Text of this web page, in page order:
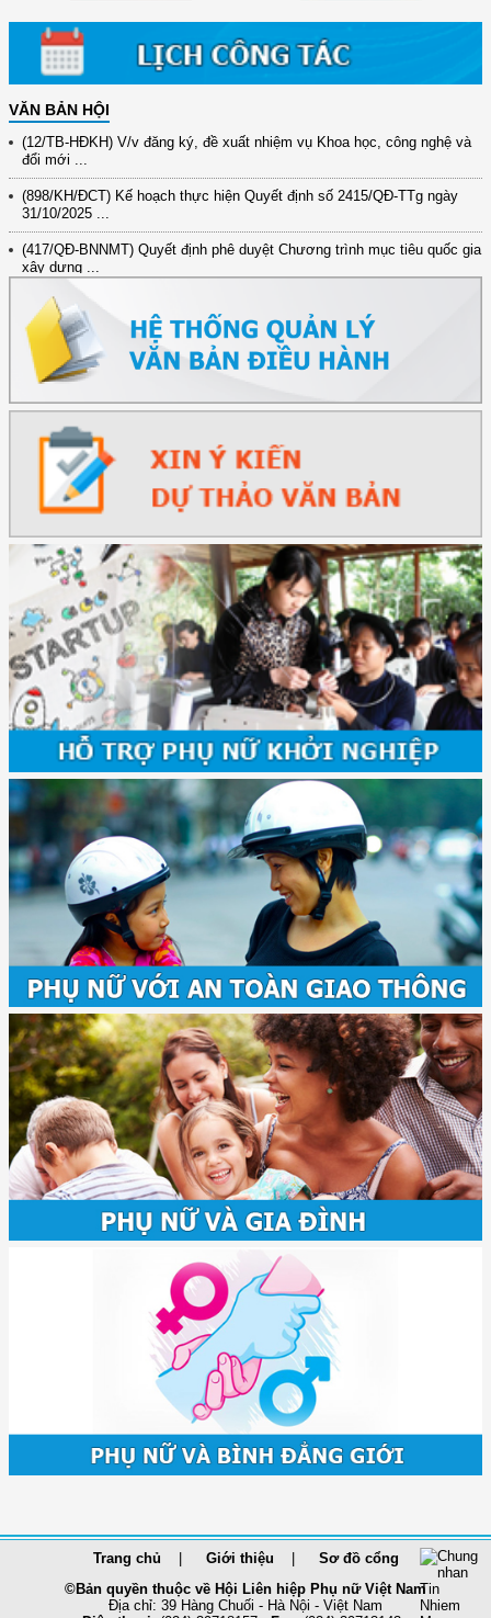
VĂN BẢN HỘI
(12/TB-HĐKH) V/v đăng ký, đề xuất nhiệm vụ Khoa học, công nghệ và
đổi mới ...
(898/KH/ĐCT) Kế hoạch thực hiện Quyết định số 2415/QĐ-TTg ngày
31/10/2025 ...
(417/QĐ-BNNMT) Quyết định phê duyệt Chương trình mục tiêu quốc gia
xây dựng ...
(891/KH-ĐCT) Kế hoạch thực hiện Nghị quyết số 72-NQ/TW ngày
9/9/2025 của Bộ ...
(2415/QĐ-TTg) Quyết định về việc phê duyệt Đề án Hỗ trợ Phụ nữ khởi
nghiệp ...
Trang chủ Giới thiệu
Sơ đồ cổng
©Bản quyền thuộc về Hội Liên hiệp Phụ nữ Việt Nam
Địa chỉ: 39 Hàng Chuối - Hà Nội - Việt Nam